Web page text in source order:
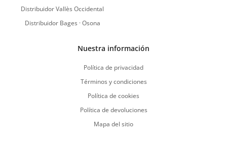
Distribuidor Vallès Occidental
Distribuidor Bages · Osona
Nuestra información
Política de privacidad
Términos y condiciones
Política de cookies
Política de devoluciones
Mapa del sitio